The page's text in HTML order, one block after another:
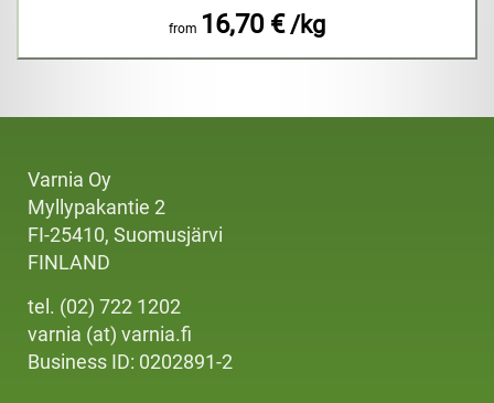
from 16,70 € /kg
Varnia Oy
Myllypakantie 2
FI-25410, Suomusjärvi
FINLAND
tel. (02) 722 1202
varnia (at) varnia.fi
Business ID: 0202891-2